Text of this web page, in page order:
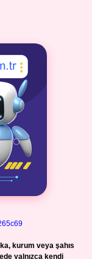
kurum veya şahıs
yalnızca kendi